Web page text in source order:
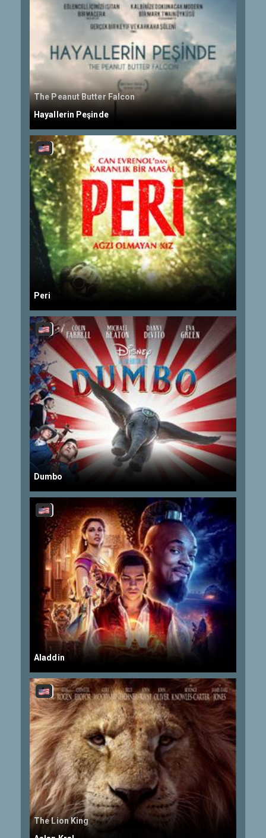
The Peanut Butter Falcon
Hayallerin Peşinde
Peri
Dumbo
Aladdin
The Lion King